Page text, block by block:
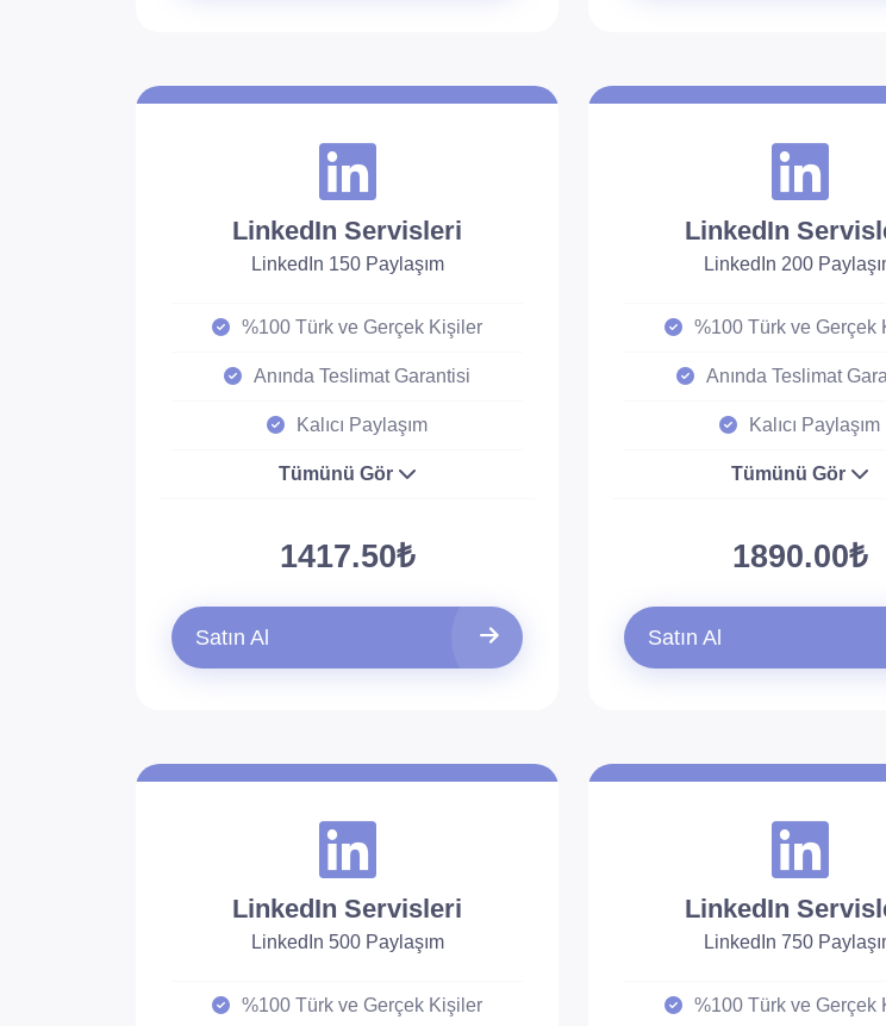
LinkedIn Servisleri
LinkedIn 150 Paylaşım
%100 Türk ve Gerçek Kişiler
Anında Teslimat Garantisi
Kalıcı Paylaşım
Tümünü Gör
1417.50₺
Satın Al
LinkedIn
LinkedIn 200
%100 Türk ve Gerçek
Anında Teslimat
Kalıcı Paylaşım
Tümünü Gör
1890.00₺
Satın Al
LinkedIn Servisleri
LinkedIn 500 Paylaşım
%100 Türk ve Gerçek Kişiler
LinkedIn
LinkedIn 750
%100 Türk ve Gerçek